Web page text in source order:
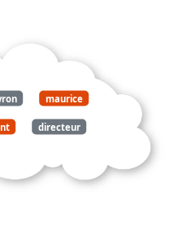
maurice
directeur
hydraulique